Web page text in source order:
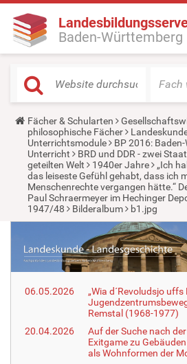
Baden-Württemberg
Fach
Y
o
u
a
r
e
h
e
r
e
Fächer & Schularten
philosophische Fächer
Unterrichtsmodule
BP 2016:
Unterricht
BRD und DDR - zwei
geteilten Welt
1940er Jahre
„Ich
das leiseste Gefühl gehabt, dass ich
Menschenrechte vergangen hätte.“
Paul Schraermeyer im Hechinger
1947/48
Bilderalbum b1.jpg
06.05.2026
„Wia d´Revoludsjo
Remstal (1968-1977)
20.04.2026
Auf der Suche nach
Exitgame zu
als Wohnformen der